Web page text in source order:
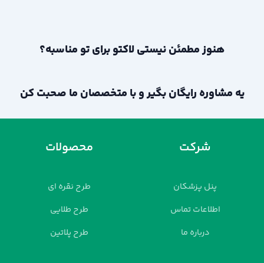
هنوز مطمئن نیستی لاکتو برای تو مناسبه؟
یه مشاوره رایگان بگیر و با متخصصان ما صحبت کن
محصولات
طرح نقره ای
طرح طلایی
طرح پلاتین
شرکت
پنل پزشکان
اطلاعات تماس
درباره ما